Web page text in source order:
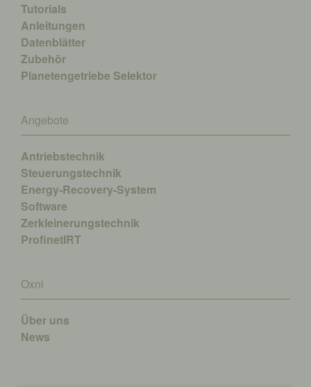
Tutorials
Anleitungen
Datenblätter
Zubehör
Planetengetriebe Selektor
Angebote
Antriebstechnik
Steuerungstechnik
Energy-Recovery-System
Software
Zerkleinerungstechnik
ProfinetIRT
Oxni
Über uns
News